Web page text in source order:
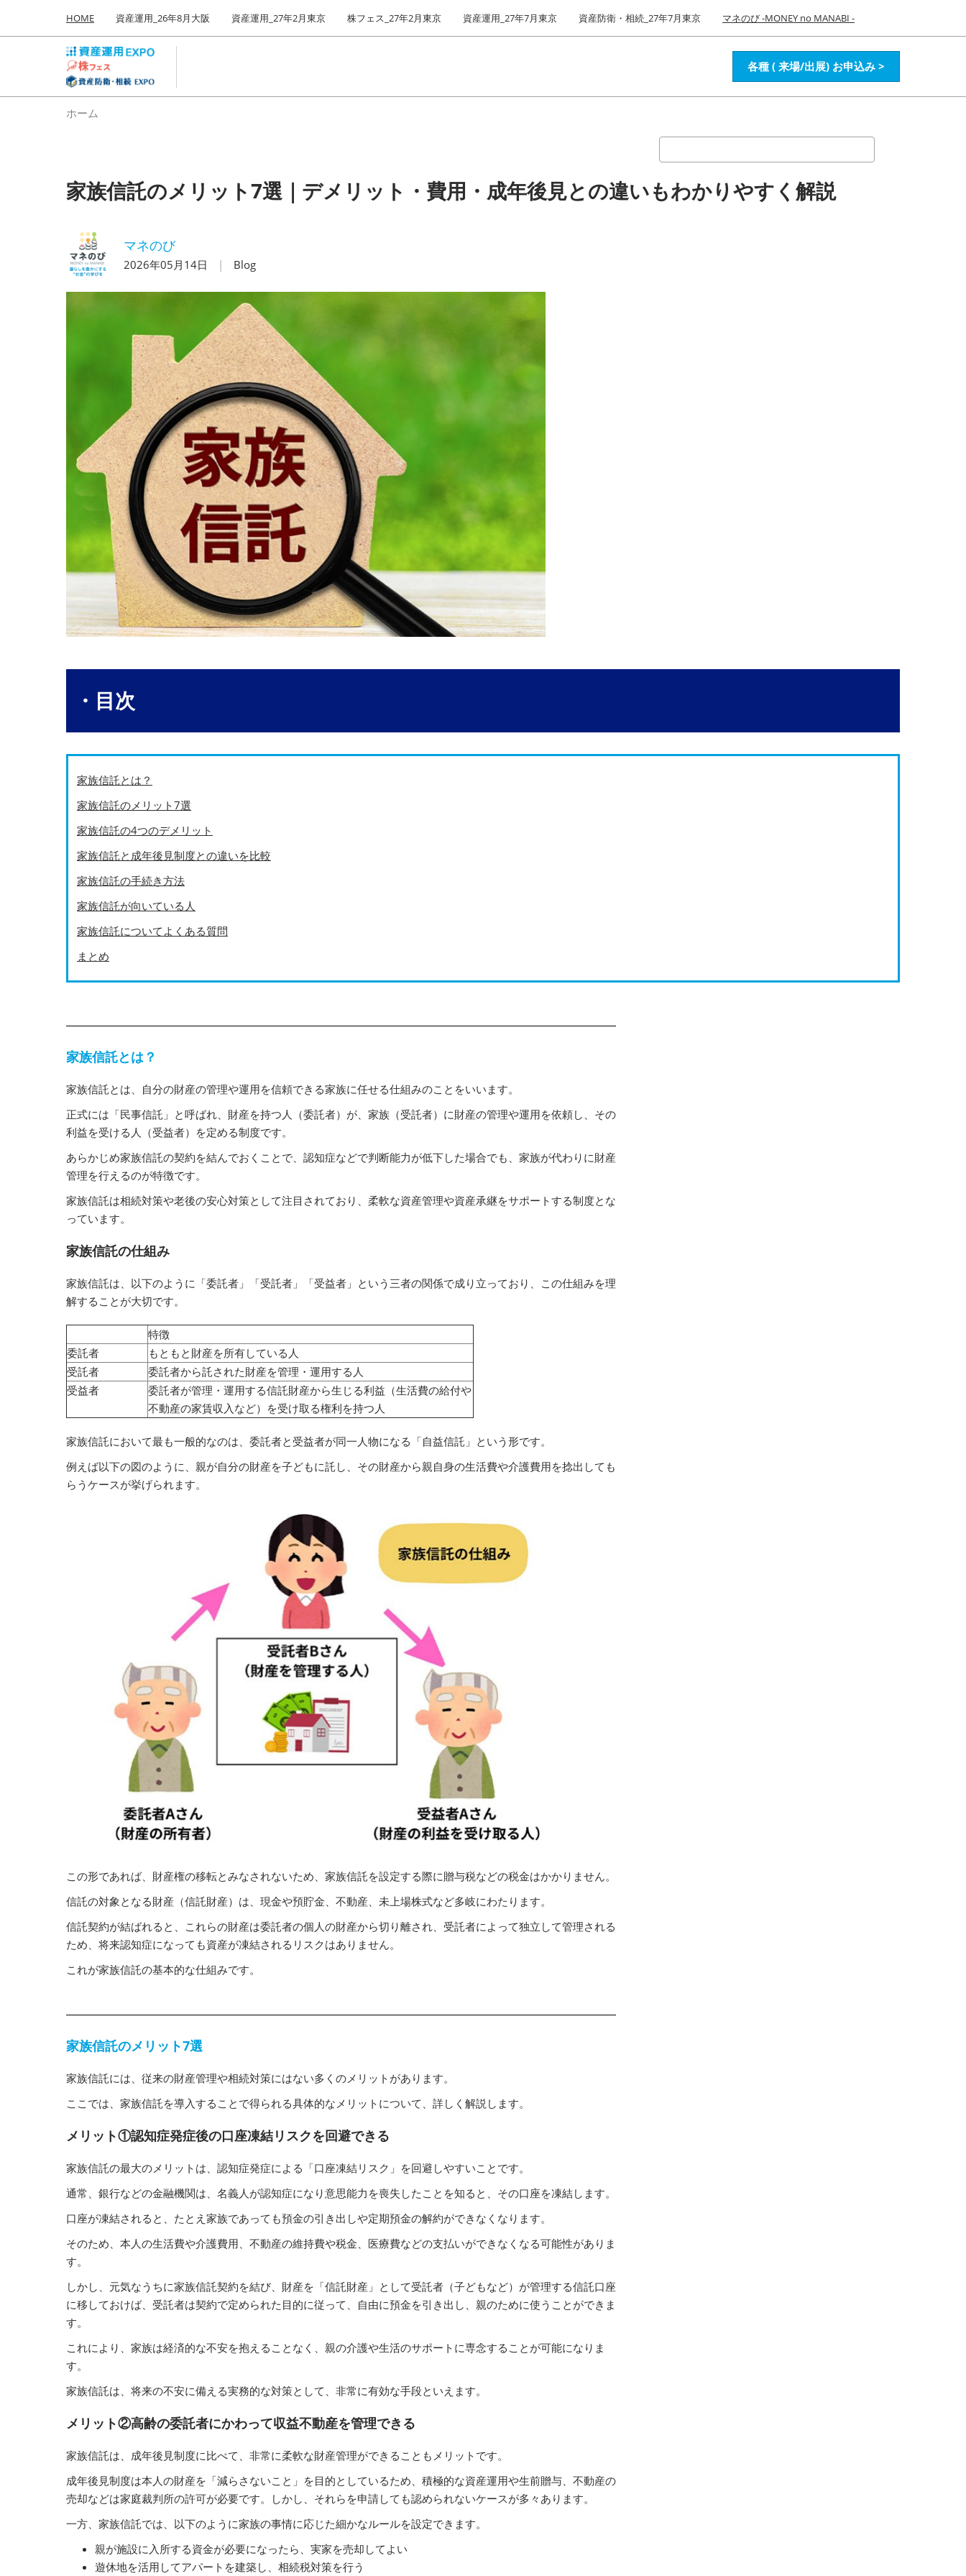
キ
ッ
プ
し
て
進
to
HOME 資産運用_26年8月大阪 資産運用_27年2月東京 株フェス_27年2月東京 資産運用_27年7月東京 資産防衛・相続_27年7月東京 マネのび -MONEY no MANABI -
各種 ( 来場/出展) お申込み >
ホーム
家族信託のメリット7選｜デメリット・費用・成年後見との違いもわかりやすく解説
マネのび
2026年05月14日 Blog
・目次
家族信託とは？
家族信託のメリット7選
家族信託の4つのデメリット
家族信託と成年後見制度との違いを比較
家族信託の手続き方法
家族信託が向いている人
家族信託についてよくある質問
まとめ
家族信託とは？
家族信託とは、自分の財産の管理や運用を信頼できる家族に任せる仕組みのことをいいます。
正式には「民事信託」と呼ばれ、財産を持つ人（委託者）が、家族（受託者）に財産の管理や運用を依頼し、その
利益を受ける人（受益者）を定める制度です。
あらかじめ家族信託の契約を結んでおくことで、認知症などで判断能力が低下した場合でも、家族が代わりに財産
管理を行えるのが特徴です。
家族信託は相続対策や老後の安心対策として注目されており、柔軟な資産管理や資産承継をサポートする制度とな
っています。
家族信託の仕組み
家族信託は、以下のように「委託者」「受託者」「受益者」という三者の関係で成り立っており、この仕組みを理
解することが大切です。
特徴
委託者
もともと財産を所有している人
受託者
委託者から託された財産を管理・運用する人
受益者
委託者が管理・運用する信託財産から生じる利益（生活費の給付や
不動産の家賃収入など）を受け取る権利を持つ人
家族信託において最も一般的なのは、委託者と受益者が同一人物になる「自益信託」という形です。
例えば以下の図のように、親が自分の財産を子どもに託し、その財産から親自身の生活費や介護費用を捻出しても
らうケースが挙げられます。
この形であれば、財産権の移転とみなされないため、家族信託を設定する際に贈与税などの税金はかかりません。
信託の対象となる財産（信託財産）は、現金や預貯金、不動産、未上場株式など多岐にわたります。
信託契約が結ばれると、これらの財産は委託者の個人の財産から切り離され、受託者によって独立して管理される
ため、将来認知症になっても資産が凍結されるリスクはありません。
これが家族信託の基本的な仕組みです。
家族信託のメリット7選
家族信託には、従来の財産管理や相続対策にはない多くのメリットがあります。
ここでは、家族信託を導入することで得られる具体的なメリットについて、詳しく解説します。
メリット①認知症発症後の口座凍結リスクを回避できる
家族信託の最大のメリットは、認知症発症による「口座凍結リスク」を回避しやすいことです。
通常、銀行などの金融機関は、名義人が認知症になり意思能力を喪失したことを知ると、その口座を凍結します。
口座が凍結されると、たとえ家族であっても預金の引き出しや定期預金の解約ができなくなります。
そのため、本人の生活費や介護費用、不動産の維持費や税金、医療費などの支払いができなくなる可能性がありま
す。
しかし、元気なうちに家族信託契約を結び、財産を「信託財産」として受託者（子どもなど）が管理する信託口座
に移しておけば、受託者は契約で定められた目的に従って、自由に預金を引き出し、親のために使うことができま
す。
これにより、家族は経済的な不安を抱えることなく、親の介護や生活のサポートに専念することが可能になりま
す。
家族信託は、将来の不安に備える実務的な対策として、非常に有効な手段といえます。
メリット②高齢の委託者にかわって収益不動産を管理できる
家族信託は、成年後見制度に比べて、非常に柔軟な財産管理ができることもメリットです。
成年後見制度は本人の財産を「減らさないこと」を目的としているため、積極的な資産運用や生前贈与、不動産の
売却などは家庭裁判所の許可が必要です。しかし、それらを申請しても認められないケースが多々あります。
一方、家族信託では、以下のように家族の事情に応じた細かなルールを設定できます。
親が施設に入所する資金が必要になったら、実家を売却してよい
遊休地を活用してアパートを建築し、相続税対策を行う